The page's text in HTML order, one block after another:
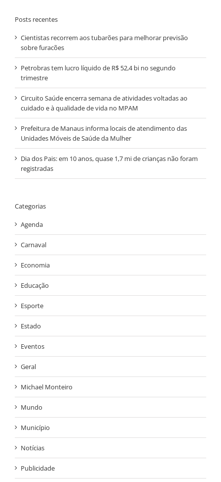
Posts recentes
Cientistas recorrem aos tubarões para melhorar previsão
sobre furacões
Petrobras tem lucro líquido de R$ 52,4 bi no segundo
trimestre
Circuito Saúde encerra semana de atividades voltadas ao
cuidado e à qualidade de vida no MPAM
Prefeitura de Manaus informa locais de atendimento das
Unidades Móveis de Saúde da Mulher
Dia dos Pais: em 10 anos, quase 1,7 mi de crianças não foram
registradas
Categorias
Agenda
Carnaval
Economia
Educação
Esporte
Estado
Eventos
Geral
Michael Monteiro
Mundo
Município
Notícias
Publicidade